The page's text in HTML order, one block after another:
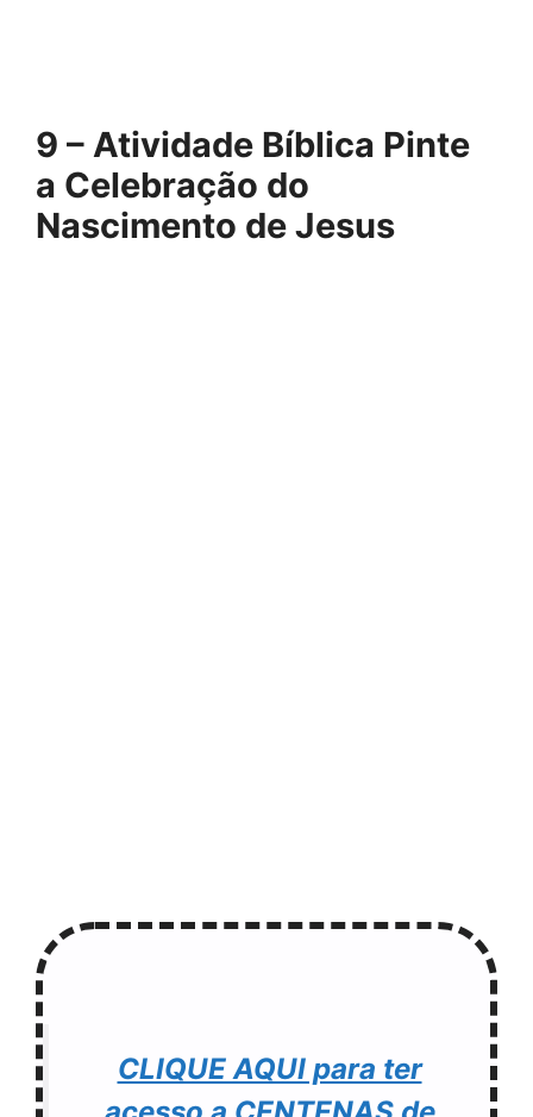
9 – Atividade Bíblica Pinte
a Celebração do
Nascimento de Jesus
CLIQUE AQUI para ter